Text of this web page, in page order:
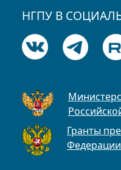
НГПУ В
Гранты
Федерации